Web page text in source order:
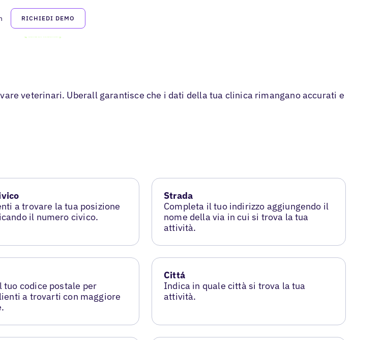
RICHIEDI DEMO
veterinari. Uberall garantisce che i dati della tua clinica rimangano accurati e
a trovare la tua posizione
il numero civico.
Strada
Completa il tuo indirizzo aggiungendo il
nome della via in cui si trova la tua
attività.
tuo codice postale per
a trovarti con maggiore
Cittá
Indica in quale città si trova la tua
attività.